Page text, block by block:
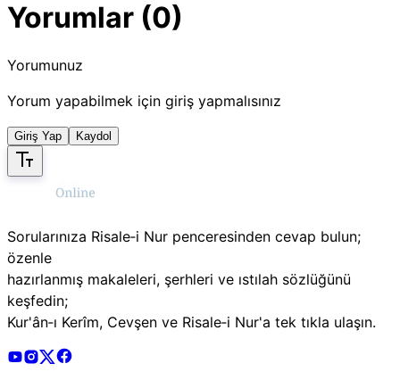
Yorumlar (0)
Yorumunuz
Yorum yapabilmek için giriş yapmalısınız
Giriş Yap Kaydol
Sorularınıza Risale‑i Nur penceresinden cevap bulun;
özenle
hazırlanmış makaleleri, şerhleri ve ıstılah sözlüğünü
keşfedin;
Kur'ân‑ı Kerîm, Cevşen ve Risale‑i Nur'a tek tıkla ulaşın.
Risale Online Youtube Hesabı
Risale Online Instagram Hesabı
Risale Online X Hesabı